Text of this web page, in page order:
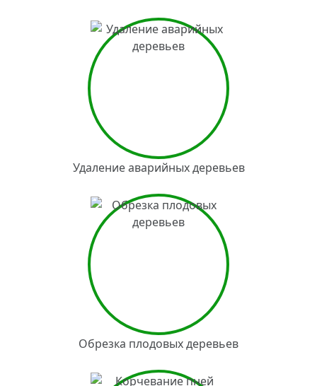
Удаление аварийных деревьев
Обрезка плодовых деревьев